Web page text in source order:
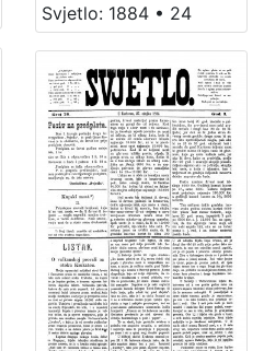
Svjetlo: 1884 • 24